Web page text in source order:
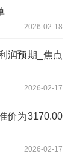
2026-02-18
润预期_焦点
2026-02-17
价为3170.00
2026-02-17